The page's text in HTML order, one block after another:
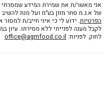
אני מאשר/ת את שמירת המידע שמסרתי
של א.ג.מ סחר מזון בע״מ ועל מנת
הפרטיות. ידוע לי כי איני חייב/ת
לקבל מענה לפנייתי ללא מסירתו. עיון
לחוק. לפניות: office@agmfood.co.il